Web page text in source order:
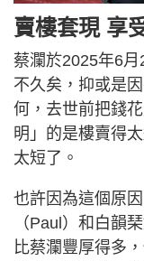
賣樓套現 享
蔡瀾於2025年6
不久矣，抑或是
何，去世前把錢
明」的是樓賣得
太短了。
也許因為這個原
（Paul）和白韻
比蔡瀾豐厚得多